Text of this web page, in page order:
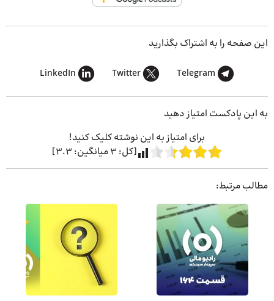
این صفحه را به اشتراک بگذارید
Telegram
Twitter
LinkedIn
به این پادکست امتیاز دهید
برای امتیاز به این نوشته کلیک کنید!
[کل: 3میانگین: 3.3
]
مطالب مرتبط: